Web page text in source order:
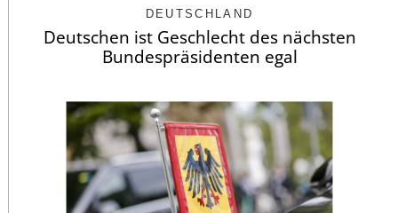
DEUTSCHLAND
Deutschen ist Geschlecht des nächsten
Bundespräsidenten egal